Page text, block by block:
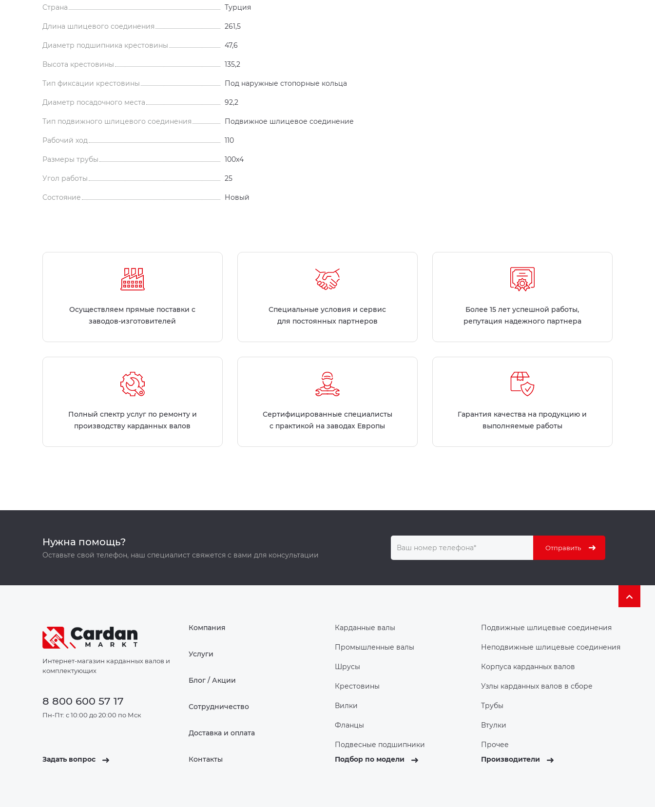
Страна Турция
Длина шлицевого соединения 261,5
Диаметр подшипника крестовины 47,6
Высота крестовины 135,2
Тип фиксации крестовины Под наружные стопорные кольца
Диаметр посадочного места 92,2
Тип подвижного шлицевого соединения Подвижное шлицевое соединение
Рабочий ход 110
Размеры трубы 100x4
Угол работы 25
Состояние Новый
Осуществляем прямые поставки с
заводов-изготовителей
Специальные условия и сервис
для постоянных партнеров
Более 15 лет успешной работы,
репутация надежного партнера
Полный спектр услуг по ремонту и
производству карданных валов
Сертифицированные специалисты
с практикой на заводах Европы
Гарантия качества на продукцию и
выполняемые работы
Нужна помощь?
Оставьте свой телефон, наш специалист свяжется с вами для консультации
Интернет-магазин карданных валов и
комплектующих
8 800 600 57 17
Пн-Пт: с 10:00 до 20:00 по Мск
Задать вопрос
Компания
Услуги
Блог / Акции
Сотрудничество
Доставка и оплата
Контакты
Карданные валы
Промышленные валы
Шрусы
Крестовины
Вилки
Фланцы
Подвесные подшипники
Подбор по модели
Подвижные шлицевые соединения
Неподвижные шлицевые соединения
Корпуса карданных валов
Узлы карданных валов в сборе
Трубы
Втулки
Прочее
Производители